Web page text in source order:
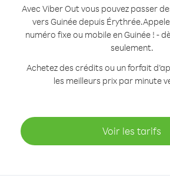
Avec Viber Out vous pouvez passer
vers Guinée depuis Érythrée.
numéro fixe ou mobile en Guinée ! -
seulement.
Achetez des crédits ou un forfait
les meilleurs prix par minute
Voir les tarifs